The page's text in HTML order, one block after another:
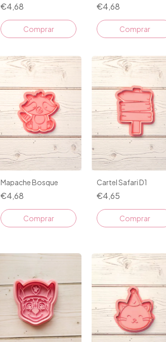
€4,68
Comprar
€4,68
Comprar
Mapache Bosque
€4,68
Comprar
Cartel Safari D1
€4,65
Comprar